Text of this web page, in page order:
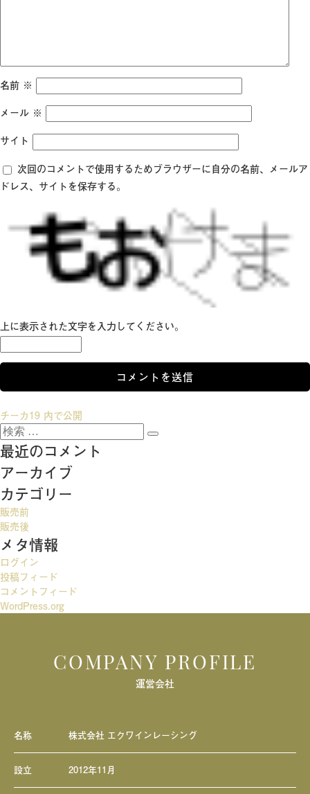
名前 ※
メール ※
サイト
次回のコメントで使用するためブラウザーに自分の名前、メールア
ドレス、サイトを保存する。
上に表示された文字を入力してください。
投
稿
ナ
ビ
ゲ
ー
シ
ョ
ン
チーカ19 内で公開
検
索:
検
最近のコメント
アーカイブ
カテゴリー
販売前
販売後
メタ情報
ログイン
投稿フィード
コメントフィード
WordPress.org
COMPANY PROFILE
運営会社
名称 株式会社 エクワインレーシング
設立 2012年11月